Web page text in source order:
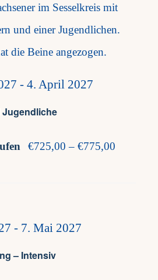
- 4. April 2027
€725,00 – €775,00
– Intensiv
- 7. Mai 2027